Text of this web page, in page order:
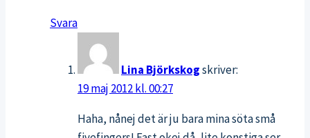
Svara
Lina Björkskogskriver:
19 maj 2012 kl. 00:27
Haha, nånej det är ju bara mina söta små